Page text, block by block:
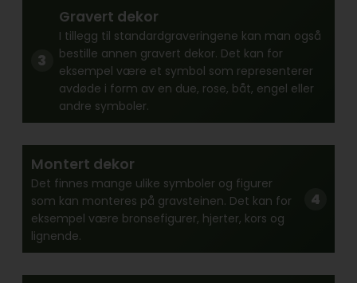
Gravert dekor
I tillegg til standardgraveringene kan man også
bestille annen gravert dekor. Det kan for
eksempel være et symbol som representerer
avdøde i form av en due, rose, båt, engel eller
andre symboler.
Montert dekor
Det finnes mange ulike symboler og figurer
som kan monteres på gravsteinen. Det kan for
eksempel være bronsefigurer, hjerter, kors og
lignende.